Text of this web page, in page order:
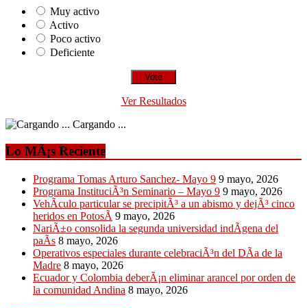
Muy activo
Activo
Poco activo
Deficiente
Ver Resultados
Cargando ...
Lo MÃ¡s Reciente
Programa Tomas Arturo Sanchez- Mayo 9 9 mayo, 2026
Programa InstituciÃ³n Seminario – Mayo 9 9 mayo, 2026
VehÃ­culo particular se precipitÃ³ a un abismo y dejÃ³ cinco
heridos en PotosÃ­ 9 mayo, 2026
NariÃ±o consolida la segunda universidad indÃ­gena del
paÃ­s 8 mayo, 2026
Operativos especiales durante celebraciÃ³n del DÃ­a de la
Madre 8 mayo, 2026
Ecuador y Colombia deberÃ¡n eliminar arancel por orden de
la comunidad Andina 8 mayo, 2026